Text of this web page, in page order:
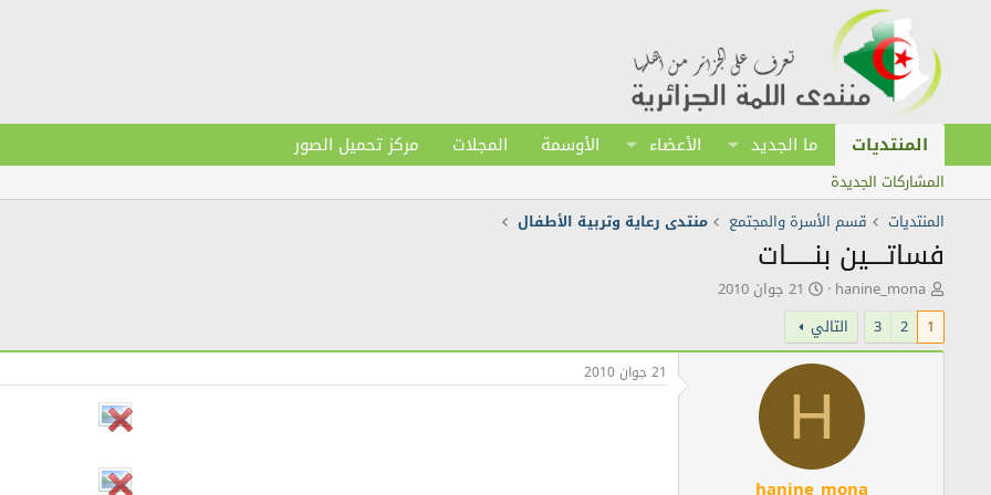
المنتديات ما الجديد الأعضاء الأوسمة المجلات مركز تحميل الصور
المشاركات الجديدة
المنتديات
قسم الأسرة والمجتمع منتدى رعاية وتربية الأطفال
فساتــــين بنــــــات
ك
ا
ب
hanine_mona ت
ر
ي
خ
ل
ن
ش
ر
21 جوان 2010
1
2
3 التالي
H
21 جوان 2010